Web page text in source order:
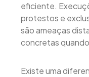
eficiente.
protestos e
são ameaças
concretas
Existe uma